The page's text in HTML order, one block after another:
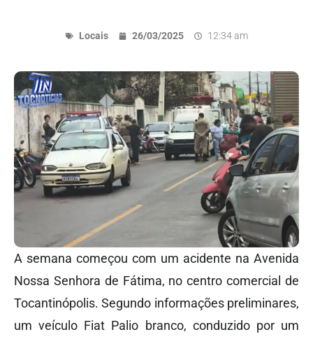
Locais 26/03/2025 12:34 am
A semana começou com um acidente na Avenida
Nossa Senhora de Fátima, no centro comercial de
Tocantinópolis. Segundo informações preliminares,
um veículo Fiat Palio branco, conduzido por um